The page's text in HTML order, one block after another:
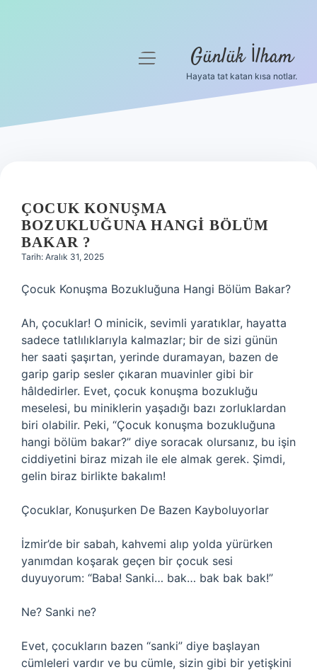
Hakkımızda
menüyü
Günlük İlham
Hayata tat katan kısa notlar.
ÇOCUK KONUŞMA
BOZUKLUĞUNA HANGI BÖLÜM
BAKAR ?
Tarih: Aralık 31, 2025
Çocuk Konuşma Bozukluğuna Hangi Bölüm Bakar?
Ah, çocuklar! O minicik, sevimli yaratıklar, hayatta
sadece tatlılıklarıyla kalmazlar; bir de sizi günün
her saati şaşırtan, yerinde duramayan, bazen de
garip garip sesler çıkaran muavinler gibi bir
hâldedirler. Evet, çocuk konuşma bozukluğu
meselesi, bu miniklerin yaşadığı bazı zorluklardan
biri olabilir. Peki, “Çocuk konuşma bozukluğuna
hangi bölüm bakar?” diye soracak olursanız, bu işin
ciddiyetini biraz mizah ile ele almak gerek. Şimdi,
gelin biraz birlikte bakalım!
Çocuklar, Konuşurken De Bazen Kayboluyorlar
İzmir’de bir sabah, kahvemi alıp yolda yürürken
yanımdan koşarak geçen bir çocuk sesi
duyuyorum: “Baba! Sanki… bak… bak bak bak!”
Ne? Sanki ne?
Evet, çocukların bazen “sanki” diye başlayan
cümleleri vardır ve bu cümle, sizin gibi bir yetişkini